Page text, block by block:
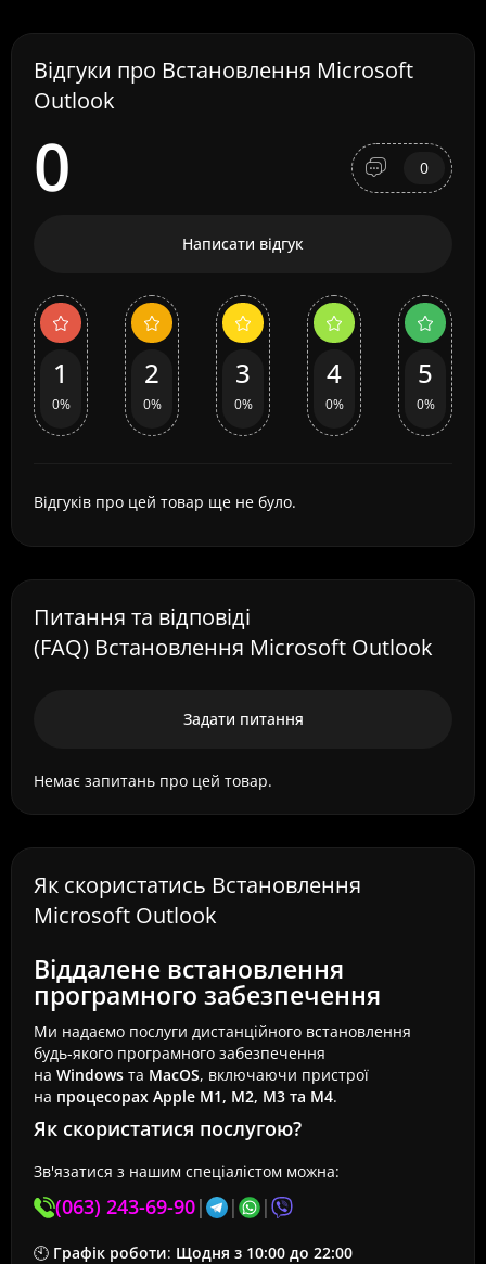
Відгуки про Встановлення Microsoft
Outlook
0 0
Написати відгук
1
0%
2
0%
3
0%
4
0%
5
0%
Відгуків про цей товар ще не було.
Питання та відповіді
(FAQ) Встановлення Microsoft Outlook
Задати питання
Немає запитань про цей товар.
Як скористатись Встановлення
Microsoft Outlook
Віддалене встановлення
програмного забезпечення
Ми надаємо послуги дистанційного встановлення
будь-якого програмного забезпечення
на Windows та MacOS, включаючи пристрої
на процесорах Apple M1, M2, M3 та M4.
Як скористатися послугою?
Зв'язатися з нашим спеціалістом можна:
(063) 243-69-90| | |
🕙 Графік роботи: Щодня з 10:00 до 22:00